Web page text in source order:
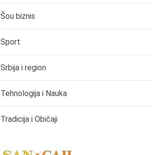
Šou biznis
Sport
Srbija i region
Tehnologija i Nauka
Tradicija i Običaji